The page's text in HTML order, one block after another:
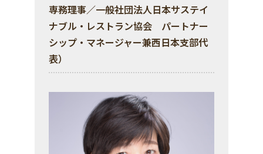
専務理事／一般社団法人日本サステイ
ナブル・レストラン協会 パートナー
シップ・マネージャー兼西日本支部代
表）